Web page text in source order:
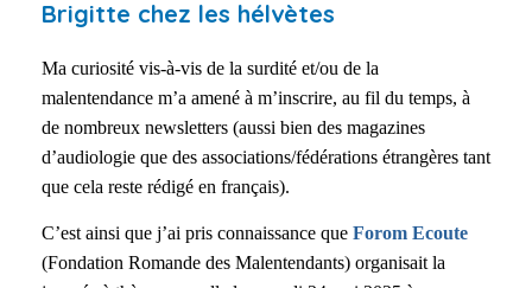
Brigitte chez les hélvètes
Ma curiosité vis-à-vis de la surdité et/ou de la
malentendance m’a amené à m’inscrire, au fil du temps, à
de nombreux newsletters (aussi bien des magazines
d’audiologie que des associations/fédérations étrangères tant
que cela reste rédigé en français).
C’est ainsi que j’ai pris connaissance que Forom Ecoute
(Fondation Romande des Malentendants) organisait la